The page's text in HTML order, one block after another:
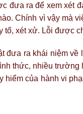
đưa ra để xem xét
Chính vì vậy mà
tố, xét xử. Lỗi được
đưa ra khái niệm
thức, nhiều
hiểm của hành vi